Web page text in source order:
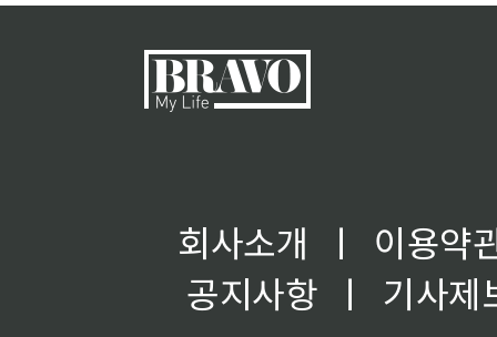
회사소개 ㅣ
이용약
공지사항
ㅣ
기사제